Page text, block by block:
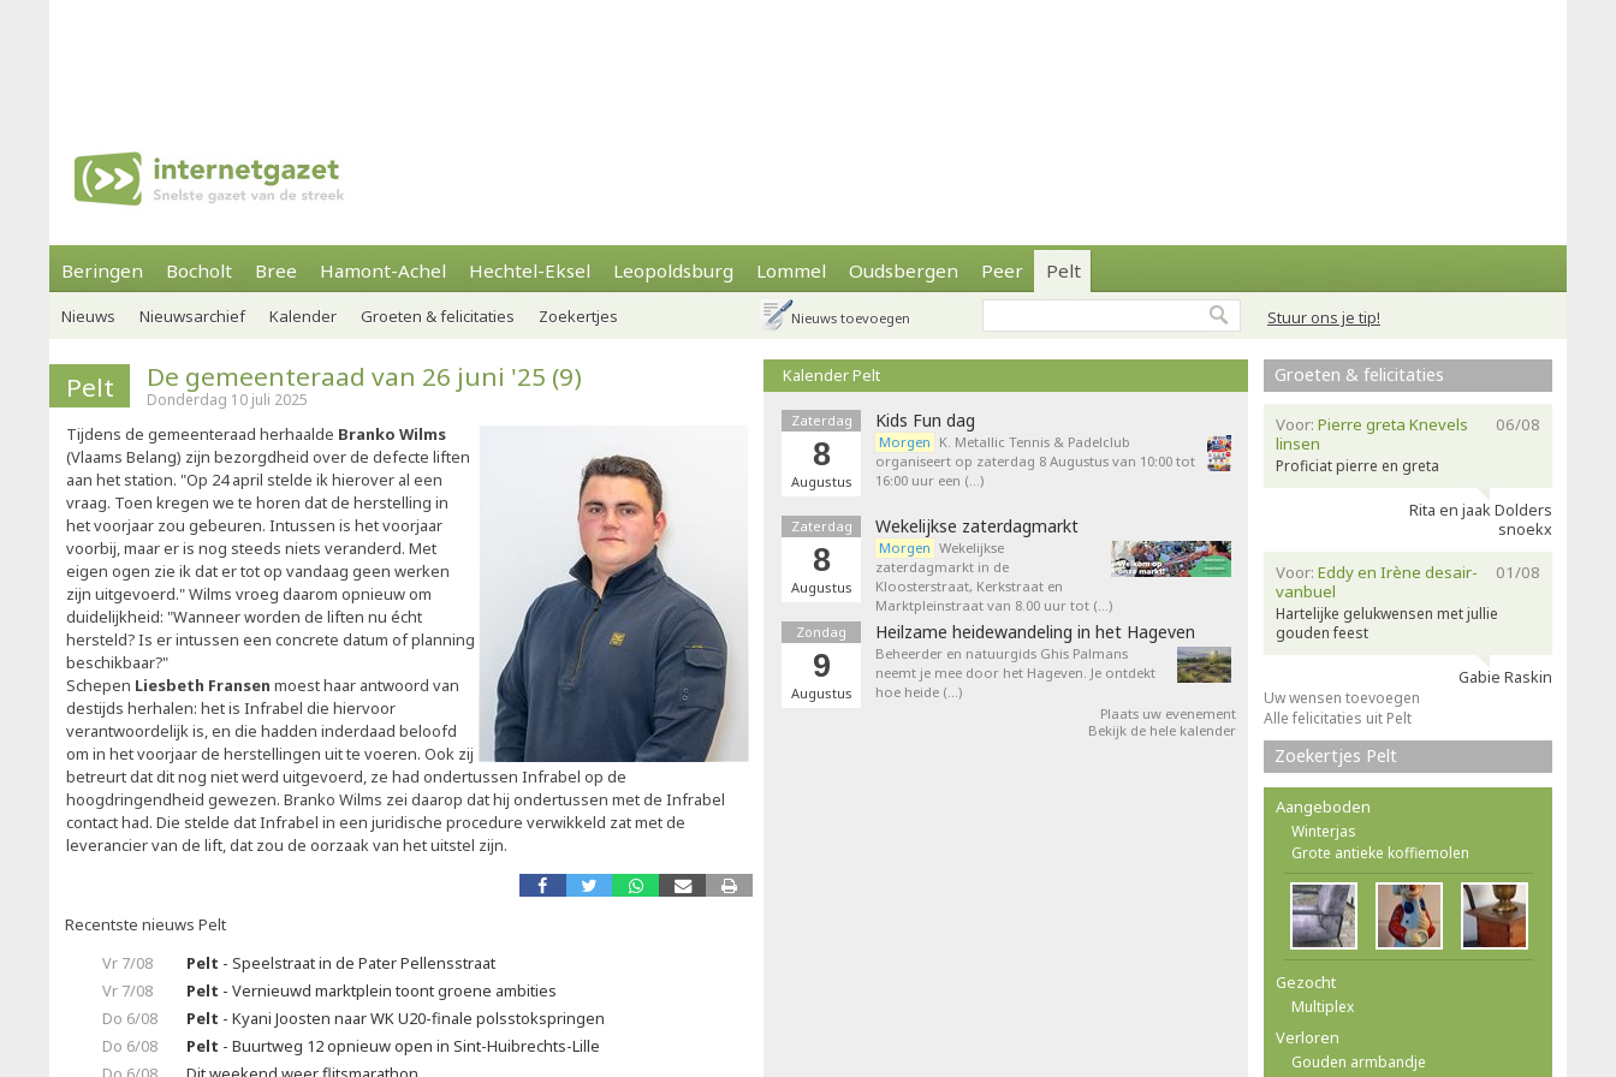
Beringen Bocholt Bree Hamont-Achel Hechtel-Eksel Leopoldsburg Lommel Oudsbergen Peer Pelt
Stuur ons je tip!
Nieuws Nieuwsarchief Kalender Groeten & felicitaties Zoekertjes Nieuws toevoegen
Pelt De gemeenteraad van 26 juni '25 (9)
Donderdag 10 juli 2025
Tijdens de gemeenteraad herhaalde Branko Wilms
(Vlaams Belang) zijn bezorgdheid over de defecte liften
aan het station. "Op 24 april stelde ik hierover al een
vraag. Toen kregen we te horen dat de herstelling in
het voorjaar zou gebeuren. Intussen is het voorjaar
voorbij, maar er is nog steeds niets veranderd. Met
eigen ogen zie ik dat er tot op vandaag geen werken
zijn uitgevoerd." Wilms vroeg daarom opnieuw om
duidelijkheid: "Wanneer worden de liften nu écht
hersteld? Is er intussen een concrete datum of planning
beschikbaar?"
Schepen Liesbeth Fransen moest haar antwoord van
destijds herhalen: het is Infrabel die hiervoor
verantwoordelijk is, en die hadden inderdaad beloofd
om in het voorjaar de herstellingen uit te voeren. Ook zij
betreurt dat dit nog niet werd uitgevoerd, ze had ondertussen Infrabel op de
hoogdringendheid gewezen. Branko Wilms zei daarop dat hij ondertussen met de Infrabel
contact had. Die stelde dat Infrabel in een juridische procedure verwikkeld zat met de
leverancier van de lift, dat zou de oorzaak van het uitstel zijn.
Recentste nieuws Pelt
Vr 7/08
Pelt - Speelstraat in de Pater Pellensstraat
Vr 7/08
Pelt - Vernieuwd marktplein toont groene ambities
Do 6/08
Pelt - Kyani Joosten naar WK U20-finale polsstokspringen
Do 6/08
Pelt - Buurtweg 12 opnieuw open in Sint-Huibrechts-Lille
Kalender Pelt
Zaterdag
8
Augustus
Kids Fun dag
Morgen K. Metallic Tennis & Padelclub
organiseert op zaterdag 8 Augustus van 10:00 tot
16:00 uur een (…)
Zaterdag
8
Augustus
Wekelijkse zaterdagmarkt
Morgen Wekelijkse
zaterdagmarkt in de
Kloosterstraat, Kerkstraat en
Marktpleinstraat van 8.00 uur tot (…)
Zondag
9
Augustus
Heilzame heidewandeling in het Hageven
Beheerder en natuurgids Ghis Palmans
neemt je mee door het Hageven. Je ontdekt
hoe heide (…)
Plaats uw evenement
Bekijk de hele kalender
Groeten & felicitaties
06/08
Voor: Pierre greta Knevels
linsen
Proficiat pierre en greta
Rita en jaak Dolders
snoekx
01/08
Voor: Eddy en Irène desair-
vanbuel
Hartelijke gelukwensen met jullie
gouden feest
Gabie Raskin
Uw wensen toevoegen
Alle felicitaties uit Pelt
Zoekertjes Pelt
Aangeboden
Winterjas
Grote antieke koffiemolen
Gezocht
Multiplex
Verloren
Gouden armbandje